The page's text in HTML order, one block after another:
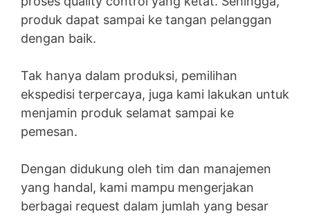
produk dapat sampai ke tangan pelanggan
dengan baik.
Tak hanya dalam produksi, pemilihan
ekspedisi terpercaya, juga kami lakukan untuk
menjamin produk selamat sampai ke
pemesan.
Dengan didukung oleh tim dan manajemen
yang handal, kami mampu mengerjakan
berbagai request dalam jumlah yang besar